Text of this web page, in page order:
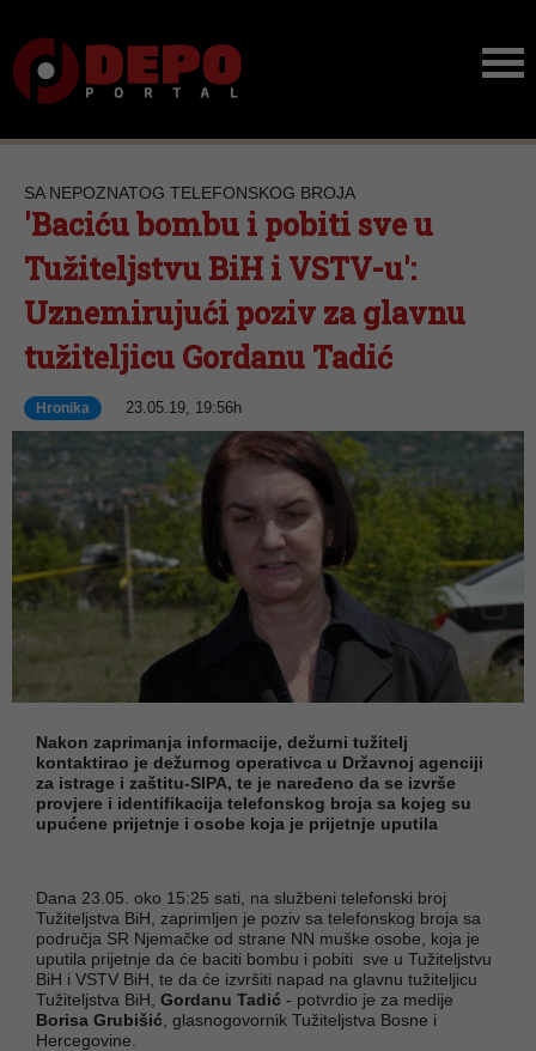
SA NEPOZNATOG TELEFONSKOG BROJA
'Baciću bombu i pobiti sve u
Tužiteljstvu BiH i VSTV-u':
Uznemirujući poziv za glavnu
tužiteljicu Gordanu Tadić
Hronika 23.05.19, 19:56h
Nakon zaprimanja informacije, dežurni tužitelj
kontaktirao je dežurnog operativca u Državnoj agenciji
za istrage i zaštitu-SIPA, te je naređeno da se izvrše
provjere i identifikacija telefonskog broja sa kojeg su
upućene prijetnje i osobe koja je prijetnje uputila
Dana 23.05. oko 15:25 sati, na službeni telefonski broj
Tužiteljstva BiH, zaprimljen je poziv sa telefonskog broja sa
područja SR Njemačke od strane NN muške osobe, koja je
uputila prijetnje da će baciti bombu i pobiti sve u Tužiteljstvu
BiH i VSTV BiH, te da će izvršiti napad na glavnu tužiteljicu
Tužiteljstva BiH, Gordanu Tadić - potvrdio je za medije
Borisa Grubišić , glasnogovornik Tužiteljstva Bosne i
Hercegovine.